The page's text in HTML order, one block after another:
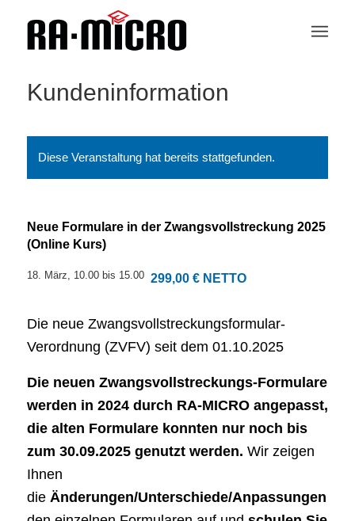
Kundeninformation
Diese Veranstaltung hat bereits stattgefunden.
Neue Formulare in der Zwangsvollstreckung 2025
(Online Kurs)
18. März, 10.00bis 15.00 299,00 € NETTO
Die neue Zwangsvollstreckungsformular-
Verordnung (ZVFV) seit dem 01.10.2025
Die neuen Zwangsvollstreckungs-Formulare
werden in 2024 durch RA-MICRO angepasst,
die alten Formulare konnten nur noch bis
zum 30.09.2025 genutzt werden. Wir zeigen
Ihnen
die Änderungen/Unterschiede/Anpassungen